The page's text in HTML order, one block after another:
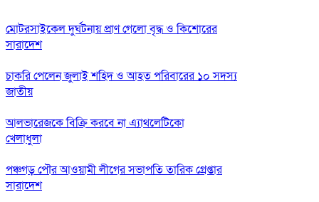
মোটরসাইকেল দুর্ঘটনায় প্রাণ গেলো বৃদ্ধ ও কিশোরের
সারাদেশ
চাকরি পেলেন জুলাই শহিদ ও আহত পরিবারের ১০ সদস্য
জাতীয়
আলভারেজকে বিক্রি করবে না এ্যাথলেটিকো
খেলাধুলা
পঞ্চগড় পৌর আওয়ামী লীগের সভাপতি তারিক গ্রেপ্তার
সারাদেশ